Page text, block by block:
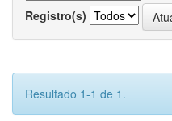
Registro(s)
Resultado 1-1 de 1.